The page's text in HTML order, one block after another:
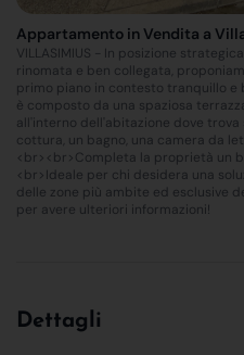
Appartamento in Vendita a
VILLASIMIUS - In posizione
rinomata e ben collegata,
primo piano in contesto tranquillo
è composto da una spaziosa
all'interno dell'abitazione dove trova
cottura, un bagno, una camera da
<br><br>Completa la proprietà un
<br>Ideale per chi desidera una
delle zone più ambite ed esclusive
per avere ulteriori informazioni!
Dettagli